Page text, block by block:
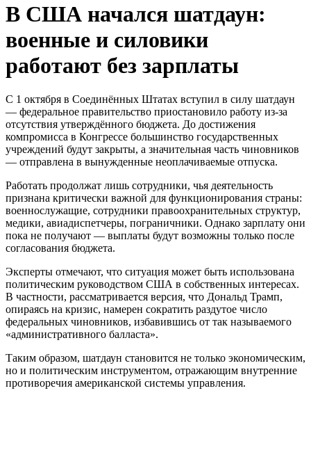
В США начался шатдаун:
военные и силовики
работают без зарплаты
С 1 октября в Соединённых Штатах вступил в силу шатдаун
— федеральное правительство приостановило работу из-за
отсутствия утверждённого бюджета. До достижения
компромисса в Конгрессе большинство государственных
учреждений будут закрыты, а значительная часть чиновников
— отправлена в вынужденные неоплачиваемые отпуска.
Работать продолжат лишь сотрудники, чья деятельность
признана критически важной для функционирования страны:
военнослужащие, сотрудники правоохранительных структур,
медики, авиадиспетчеры, пограничники. Однако зарплату они
пока не получают — выплаты будут возможны только после
согласования бюджета.
Эксперты отмечают, что ситуация может быть использована
политическим руководством США в собственных интересах.
В частности, рассматривается версия, что Дональд Трамп,
опираясь на кризис, намерен сократить раздутое число
федеральных чиновников, избавившись от так называемого
«административного балласта».
Таким образом, шатдаун становится не только экономическим,
но и политическим инструментом, отражающим внутренние
противоречия американской системы управления.